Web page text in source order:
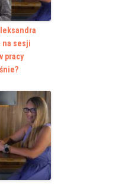
na sesji
pracy